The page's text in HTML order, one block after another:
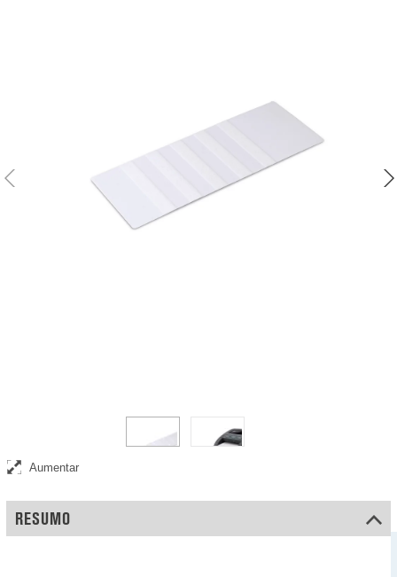
Cartões de limpeza que limpam os componentes internos do seu
detetor de notas falsas
Aumentar
RESUMO